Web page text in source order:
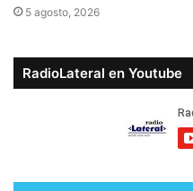
5 agosto, 2026
RadioLateral en Youtube